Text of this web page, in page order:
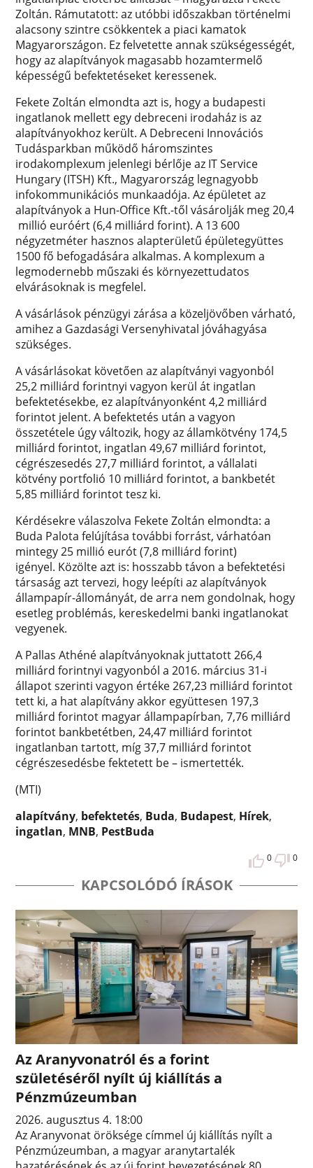
Zoltán. Rámutatott: az utóbbi időszakban történelmi
alacsony szintre csökkentek a piaci kamatok
Magyarországon. Ez felvetette annak szükségességét,
hogy az alapítványok magasabb hozamtermelő
képességű befektetéseket keressenek.
Fekete Zoltán elmondta azt is, hogy a budapesti
ingatlanok mellett egy debreceni irodaház is az
alapítványokhoz került. A Debreceni Innovációs
Tudásparkban működő háromszintes
irodakomplexum jelenlegi bérlője az IT Service
Hungary (ITSH) Kft., Magyarország legnagyobb
infokommunikációs munkaadója. Az épületet az
alapítványok a Hun-Office Kft.-től vásárolják meg 20,4
millió euróért (6,4 milliárd forint). A 13 600
négyzetméter hasznos alapterületű épületegyüttes
1500 fő befogadására alkalmas. A komplexum a
legmodernebb műszaki és környezettudatos
elvárásoknak is megfelel.
A vásárlások pénzügyi zárása a közeljövőben várható,
amihez a Gazdasági Versenyhivatal jóváhagyása
szükséges.
A vásárlásokat követően az alapítványi vagyonból
25,2 milliárd forintnyi vagyon kerül át ingatlan
befektetésekbe, ez alapítványonként 4,2 milliárd
forintot jelent. A befektetés után a vagyon
összetétele úgy változik, hogy az államkötvény 174,5
milliárd forintot, ingatlan 49,67 milliárd forintot,
cégrészesedés 27,7 milliárd forintot, a vállalati
kötvény portfolió 10 milliárd forintot, a bankbetét
5,85 milliárd forintot tesz ki.
Kérdésekre válaszolva Fekete Zoltán elmondta: a
Buda Palota felújítása további forrást, várhatóan
mintegy 25 millió eurót (7,8 milliárd forint)
igényel. Közölte azt is: hosszabb távon a befektetési
társaság azt tervezi, hogy leépíti az alapítványok
állampapír-állományát, de arra nem gondolnak, hogy
esetleg problémás, kereskedelmi banki ingatlanokat
vegyenek.
A Pallas Athéné alapítványoknak juttatott 266,4
milliárd forintnyi vagyonból a 2016. március 31-i
állapot szerinti vagyon értéke 267,23 milliárd forintot
tett ki, a hat alapítvány akkor együttesen 197,3
milliárd forintot magyar állampapírban, 7,76 milliárd
forintot bankbetétben, 24,47 milliárd forintot
ingatlanban tartott, míg 37,7 milliárd forintot
cégrészesedésbe fektetett be – ismertették.
(MTI)
alapítvány, befektetés, Buda, Budapest, Hírek,
ingatlan, MNB, PestBuda
0 0
KAPCSOLÓDÓ ÍRÁSOK
Az Aranyvonatról és a forint
születéséről nyílt új kiállítás a
Pénzmúzeumban
2026. augusztus 4. 18:00
Az Aranyvonat öröksége címmel új kiállítás nyílt a
Pénzmúzeumban, a magyar aranytartalék